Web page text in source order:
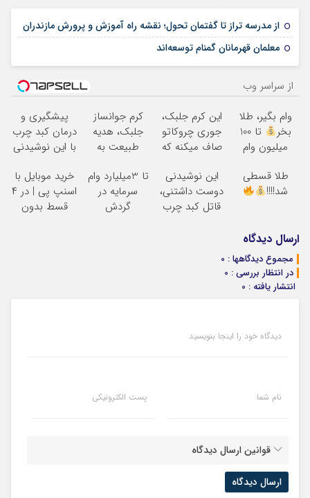
از مدرسه تراز تا گفتمان تحول؛ نقشه راه آموزش و پرورش مازندران
معلمان قهرمانان گمنام توسعه‌اند
از سراسر وب
وام بگیر، طلا
بخر
تا 100
میلیون وام
ضامن
این کرم جلبک،
جوری چروکاتو
صاف میکنه که
کردی!(تخفیف
ویژه)
کرم جوانساز
جلبک، هدیه
طبیعت به
تخفیف ویژه)
پیشگیری و
درمان کبد چرب
با این نوشیدنی
طلا قسطی
شد!!!!
این نوشیدنی
دوست داشتنی،
قاتل کبد چرب
تا 3میلیارد وام
سرمایه در
گردش
خرید موبایل با
اسنپ پی | در ۴
قسط بدون
ارسال دیدگاه
مجموع دیدگاهها : 0
در انتظار بررسی : 0
انتشار یافته : 0
دیدگاه خود را اینجا بنویسید
نام شما پست الکترونیکی
قوانین ارسال دیدگاه